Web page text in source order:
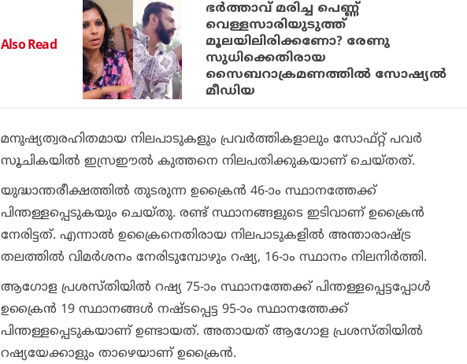
Also Read
ഭര്‍ത്താവ് മരിച്ച പെണ്ണ്
വെള്ളസാരിയുടുത്ത്
മൂലയിലിരിക്കണോ? രേണു
സുധിക്കെതിരായ
സൈബറാക്രമണത്തില്‍ സോഷ്യല്‍
മീഡിയ
മനുഷ്യത്വരഹിതമായ നിലപാടുകളും പ്രവര്‍ത്തികളാലും സോഫ്റ്റ് പവര്‍
സൂചികയില്‍ ഇസ്രഈല്‍ കുത്തനെ നിലപതിക്കുകയാണ് ചെയ്തത്.
യുദ്ധാന്തരീക്ഷത്തില്‍ തുടരുന്ന ഉക്രൈന്‍ 46-ാം സ്ഥാനത്തേക്ക്
പിന്തള്ളപ്പെടുകയും ചെയ്തു. രണ്ട് സ്ഥാനങ്ങളുടെ ഇടിവാണ് ഉക്രൈന്‍
നേരിട്ടത്. എന്നാല്‍ ഉക്രൈനെതിരായ നിലപാടുകളില്‍ അന്താരാഷ്ട്ര
തലത്തില്‍ വിമര്‍ശനം നേരിടുമ്പോഴും റഷ്യ, 16-ാം സ്ഥാനം നിലനിര്‍ത്തി.
ആഗോള പ്രശസ്തിയില്‍ റഷ്യ 75-ാം സ്ഥാനത്തേക്ക് പിന്തള്ളപ്പെട്ടപ്പോള്‍
ഉക്രൈന്‍ 19 സ്ഥാനങ്ങള്‍ നഷ്ടപ്പെട്ട 95-ാം സ്ഥാനത്തേക്ക്
പിന്തള്ളപ്പെടുകയാണ് ഉണ്ടായത്. അതായത് ആഗോള പ്രശസ്തിയില്‍
റഷ്യയേക്കാളും താഴെയാണ് ഉക്രൈന്‍.